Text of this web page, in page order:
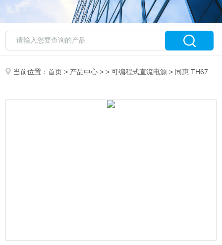
当前位置：首页 > 产品中心 > >可编程式直流电源 > 同惠 TH6712 可编程开关直流电源